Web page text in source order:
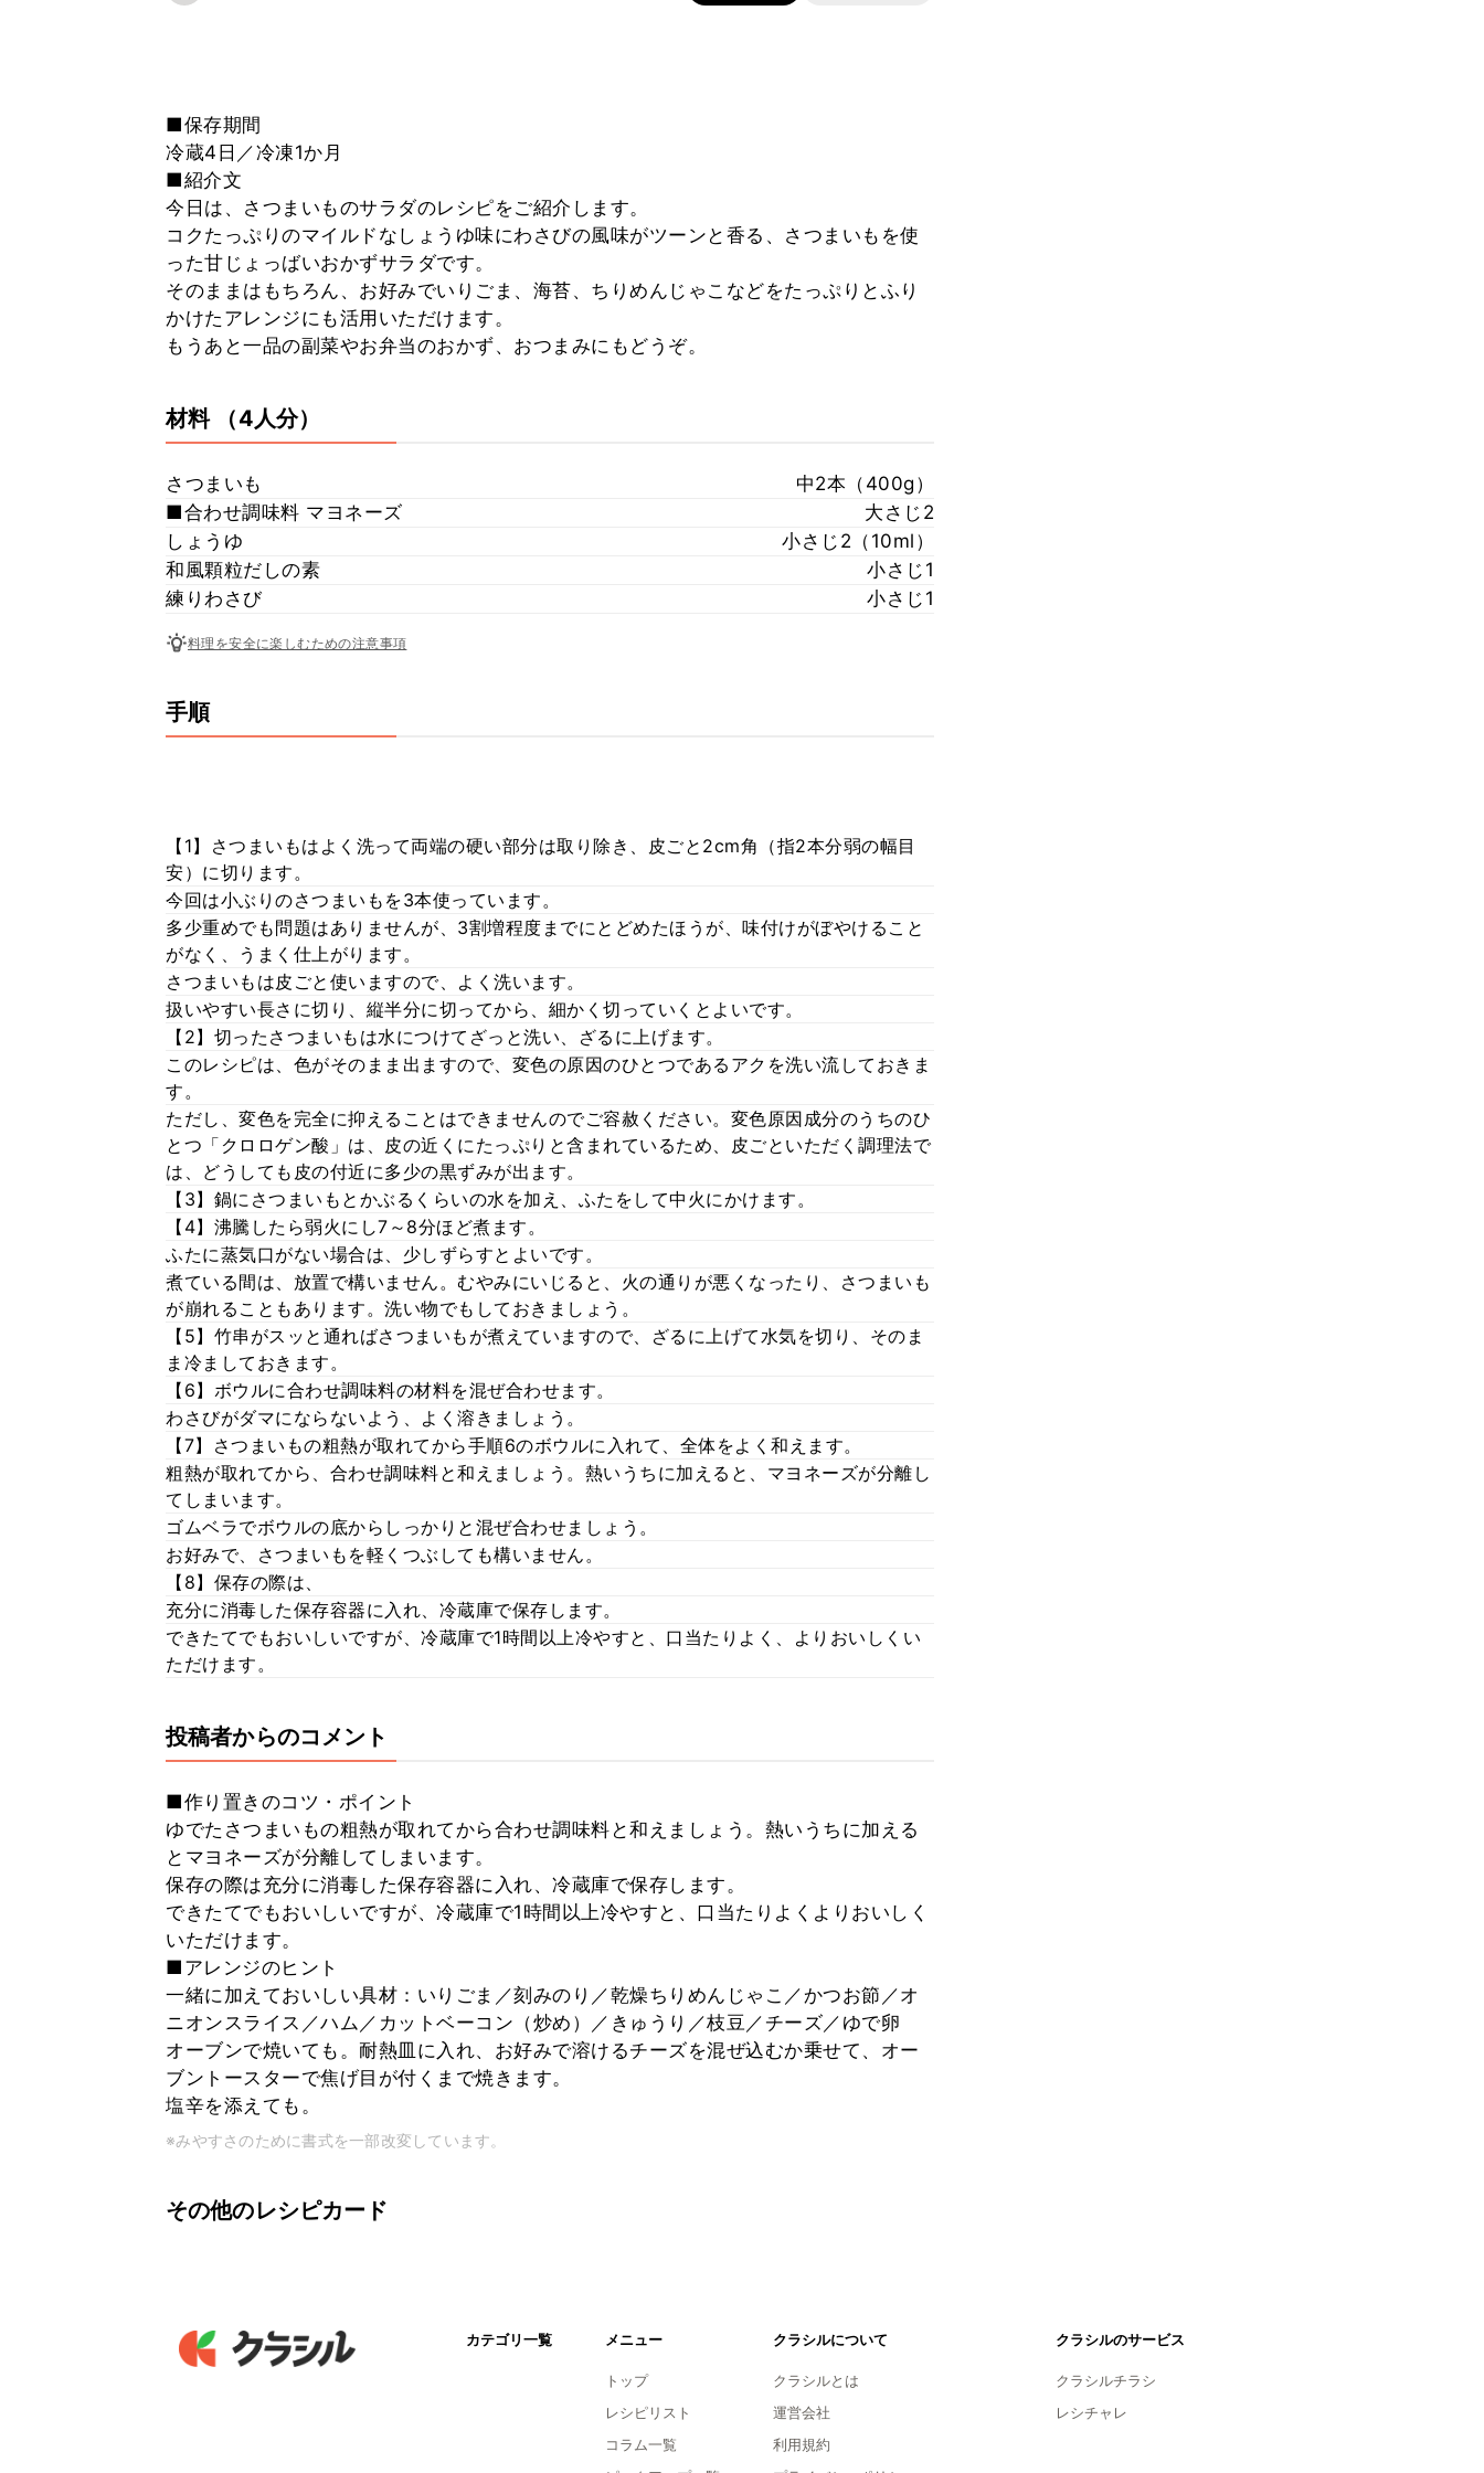
■保存期間
冷蔵4日／冷凍1か月
■紹介文
今日は、さつまいものサラダのレシピをご紹介します。
コクたっぷりのマイルドなしょうゆ味にわさびの風味がツーンと香る、さつまいもを使
った甘じょっばいおかずサラダです。
そのままはもちろん、お好みでいりごま、海苔、ちりめんじゃこなどをたっぷりとふり
かけたアレンジにも活用いただけます。
もうあと一品の副菜やお弁当のおかず、おつまみにもどうぞ。
材料 （4人分）
さつまいも
中2本（400g）
■合わせ調味料 マヨネーズ
大さじ2
しょうゆ
小さじ2（10ml）
和風顆粒だしの素
小さじ1
練りわさび
小さじ1
料理を安全に楽しむための注意事項
手順
【1】さつまいもはよく洗って両端の硬い部分は取り除き、皮ごと2cm角（指2本分弱の幅目
安）に切ります。
今回は小ぶりのさつまいもを3本使っています。
多少重めでも問題はありませんが、3割増程度までにとどめたほうが、味付けがぼやけること
がなく、うまく仕上がります。
さつまいもは皮ごと使いますので、よく洗います。
扱いやすい長さに切り、縦半分に切ってから、細かく切っていくとよいです。
【2】切ったさつまいもは水につけてざっと洗い、ざるに上げます。
このレシピは、色がそのまま出ますので、変色の原因のひとつであるアクを洗い流しておきま
す。
ただし、変色を完全に抑えることはできませんのでご容赦ください。変色原因成分のうちのひ
とつ「クロロゲン酸」は、皮の近くにたっぷりと含まれているため、皮ごといただく調理法で
は、どうしても皮の付近に多少の黒ずみが出ます。
【3】鍋にさつまいもとかぶるくらいの水を加え、ふたをして中火にかけます。
【4】沸騰したら弱火にし7～8分ほど煮ます。
ふたに蒸気口がない場合は、少しずらすとよいです。
煮ている間は、放置で構いません。むやみにいじると、火の通りが悪くなったり、さつまいも
が崩れることもあります。洗い物でもしておきましょう。
【5】竹串がスッと通ればさつまいもが煮えていますので、ざるに上げて水気を切り、そのま
ま冷ましておきます。
【6】ボウルに合わせ調味料の材料を混ぜ合わせます。
わさびがダマにならないよう、よく溶きましょう。
【7】さつまいもの粗熱が取れてから手順6のボウルに入れて、全体をよく和えます。
粗熱が取れてから、合わせ調味料と和えましょう。熱いうちに加えると、マヨネーズが分離し
てしまいます。
ゴムベラでボウルの底からしっかりと混ぜ合わせましょう。
お好みで、さつまいもを軽くつぶしても構いません。
【8】保存の際は、
充分に消毒した保存容器に入れ、冷蔵庫で保存します。
できたてでもおいしいですが、冷蔵庫で1時間以上冷やすと、口当たりよく、よりおいしくい
ただけます。
投稿者からのコメント
■作り置きのコツ・ポイント
ゆでたさつまいもの粗熱が取れてから合わせ調味料と和えましょう。熱いうちに加える
とマヨネーズが分離してしまいます。
保存の際は充分に消毒した保存容器に入れ、冷蔵庫で保存します。
できたてでもおいしいですが、冷蔵庫で1時間以上冷やすと、口当たりよくよりおいしく
いただけます。
■アレンジのヒント
一緒に加えておいしい具材：いりごま／刻みのり／乾燥ちりめんじゃこ／かつお節／オ
ニオンスライス／ハム／カットベーコン（炒め）／きゅうり／枝豆／チーズ／ゆで卵
オーブンで焼いても。耐熱皿に入れ、お好みで溶けるチーズを混ぜ込むか乗せて、オー
ブントースターで焦げ目が付くまで焼きます。
塩辛を添えても。
※みやすさのために書式を一部改変しています。
その他のレシピカード
カテゴリ一覧 メニュー
トップ
レシピリスト
コラム一覧
クラシルについて
クラシルとは
運営会社
利用規約
クラシルのサービス
クラシルチラシ
レシチャレ